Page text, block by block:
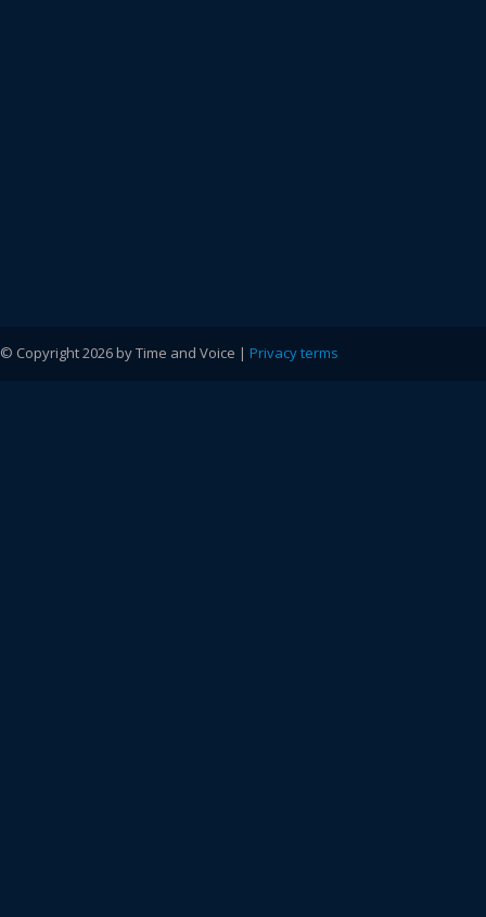
© Copyright 2026 by Time and Voice | Privacy terms